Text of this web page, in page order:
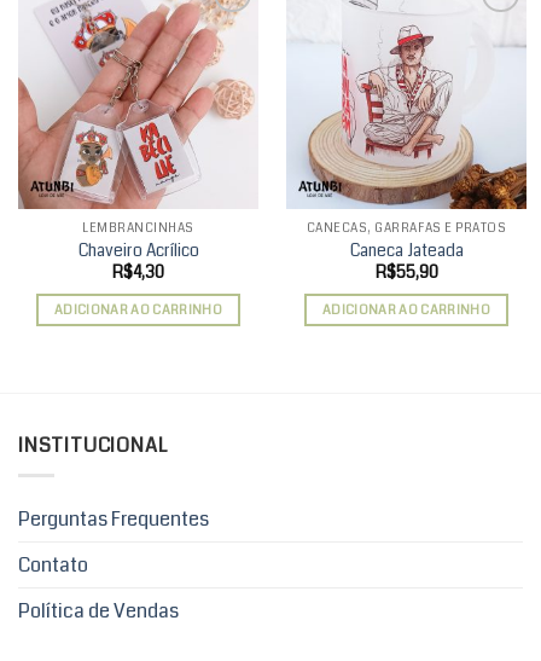
Add to
wishlist
LEMBRANCINHAS
Chaveiro Acrílico
R$4,30
ADICIONAR AO CARRINHO
CANECAS, GARRAFAS E PRATOS
Caneca Jateada
R$55,90
ADICIONAR AO CARRINHO
INSTITUCIONAL
Perguntas Frequentes
Contato
Política de Vendas